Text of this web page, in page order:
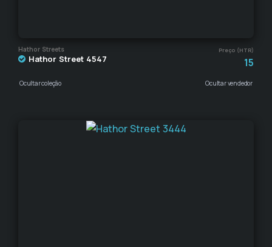
Hathor Streets Preço (HTR)
Hathor Street 4547 15
Ocultar coleção Ocultar vendedor